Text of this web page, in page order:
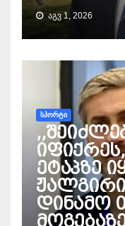
ᲐᲒᲕ 1, 2026
ᲡᲞᲝᲠᲢᲘ
ეტაპზე
დინამო